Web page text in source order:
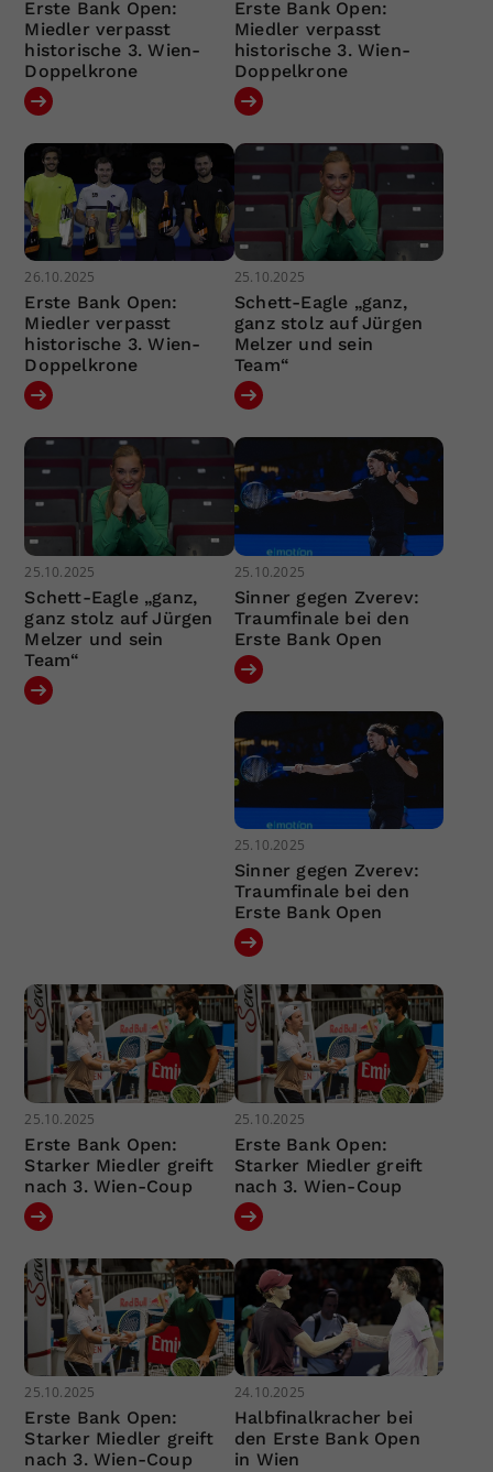
Erste Bank Open:
Miedler verpasst
historische 3. Wien-
Doppelkrone
Erste Bank Open:
Miedler verpasst
historische 3. Wien-
Doppelkrone
26.10.2025
Erste Bank Open:
Miedler verpasst
historische 3. Wien-
Doppelkrone
25.10.2025
Schett-Eagle „ganz,
ganz stolz auf Jürgen
Melzer und sein
Team“
25.10.2025
Schett-Eagle „ganz,
ganz stolz auf Jürgen
Melzer und sein
Team“
25.10.2025
Sinner gegen Zverev:
Traumfinale bei den
Erste Bank Open
25.10.2025
Sinner gegen Zverev:
Traumfinale bei den
Erste Bank Open
25.10.2025
Erste Bank Open:
Starker Miedler greift
nach 3. Wien-Coup
25.10.2025
Erste Bank Open:
Starker Miedler greift
nach 3. Wien-Coup
25.10.2025
Erste Bank Open:
Starker Miedler greift
nach 3. Wien-Coup
24.10.2025
Halbfinalkracher bei
den Erste Bank Open
in Wien